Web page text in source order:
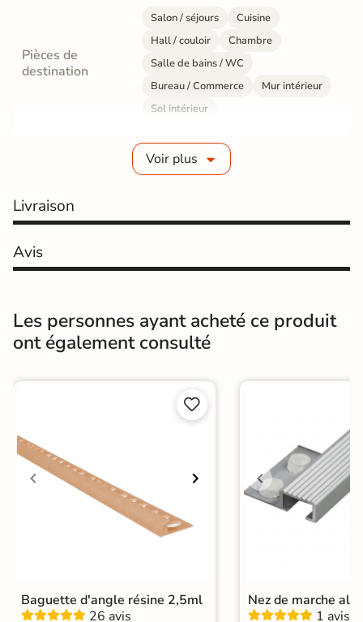
Pièces de
destination
Salon / séjours
Cuisine
Hall / couloir
Chambre
Salle de bains / WC
Bureau / Commerce
Mur intérieur
Sol intérieur
Grès cérame émaillé
Résistance à
Gr4 - Très résistant
Masse colorée Non
Non-rectifié
Finition Brillant
Surface Structurée
Pièce humides
Voir plus
Livraison
Avis
Les personnes ayant acheté ce produit
ont également consulté


Baguette d'angle résine 2,5ml
26 avis
Nez de marche
1 avis